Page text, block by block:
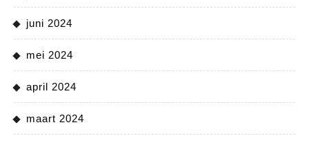
juni 2024
mei 2024
april 2024
maart 2024